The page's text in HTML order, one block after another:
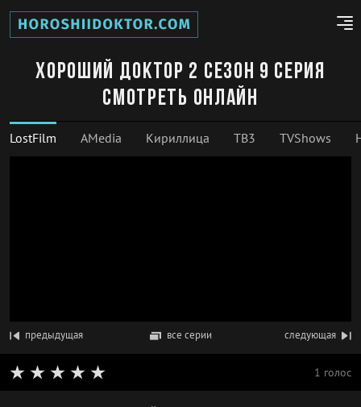
Хороший доктор 2 сезон 9 серия
смотреть онлайн
LostFilm AMedia Кириллица ТВ3 TVShows
предыдущая все серии следующая
1 голос